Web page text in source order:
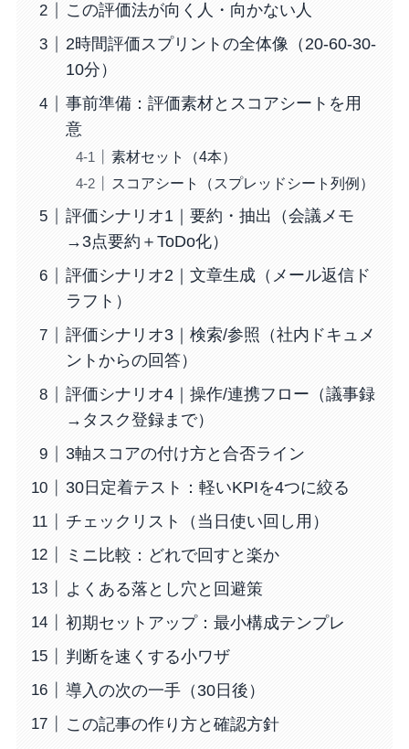
この評価法が向く人・向かない人
2時間評価スプリントの全体像（20-60-30-
10分）
事前準備：評価素材とスコアシートを用
意
素材セット（4本）
スコアシート（スプレッドシート列例）
評価シナリオ1｜要約・抽出（会議メモ
→3点要約＋ToDo化）
評価シナリオ2｜文章生成（メール返信ド
ラフト）
評価シナリオ3｜検索/参照（社内ドキュメ
ントからの回答）
評価シナリオ4｜操作/連携フロー（議事録
→タスク登録まで）
3軸スコアの付け方と合否ライン
30日定着テスト：軽いKPIを4つに絞る
チェックリスト（当日使い回し用）
ミニ比較：どれで回すと楽か
よくある落とし穴と回避策
初期セットアップ：最小構成テンプレ
判断を速くする小ワザ
導入の次の一手（30日後）
この記事の作り方と確認方針